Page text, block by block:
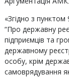
«Згідно з пунктом
“Про державну
підприємців та
державному
особу, крім
самоврядування